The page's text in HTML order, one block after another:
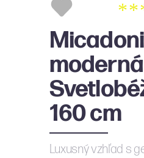
160 cm
Luxusný vzhľad s